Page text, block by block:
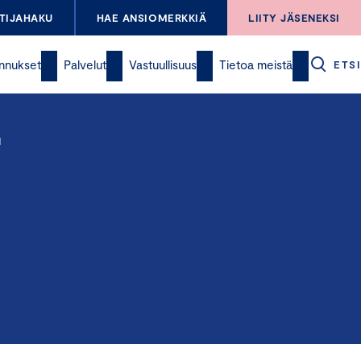
HAE ANSIOMERKKIÄ LIITY JÄSENEKSI
Palvelut Vastuullisuus Tietoa meistä ETSI